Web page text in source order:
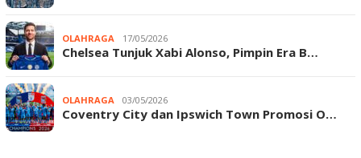
OLAHRAGA 17/05/2026
Chelsea Tunjuk Xabi Alonso, Pimpin Era B…
OLAHRAGA 03/05/2026
Coventry City dan Ipswich Town Promosi O…